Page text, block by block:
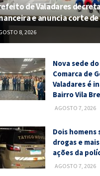
de Valadares
e anuncia corte
8, 2026
Nova sede
Comarca de
Valadares é
Bairro Vila
AGOSTO 7, 2026
Dois homens
drogas e
ações da
AGOSTO 7, 2026